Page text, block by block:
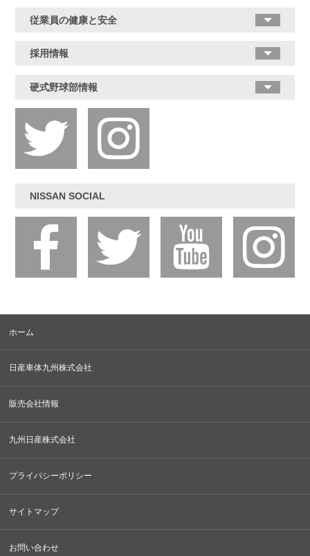
従業員の健康と安全
採用情報
硬式野球部情報
NISSAN SOCIAL
ホーム
日産車体九州株式会社
販売会社情報
九州日産株式会社
プライバシーポリシー
サイトマップ
お問い合わせ